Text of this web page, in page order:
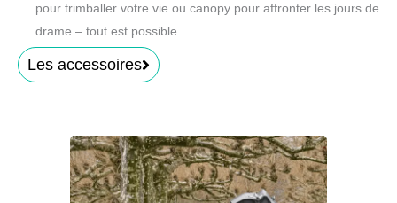
pour trimballer votre vie ou canopy pour affronter les jours de
drame – tout est possible.
Les accessoires